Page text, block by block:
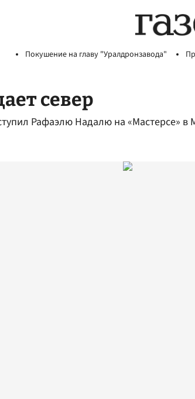
Покушение на главу "Уралдронзавода"
север
Рафаэлю Надалю на «Мастерсе» в